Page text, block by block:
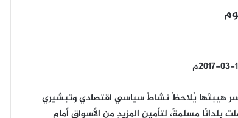
هيبتَها يُلاحظُ نشاطٌ سياسي اقتصادي وتبشيري
مسلمةً، لتأمينِ المزيدِ من الأسواقِ أمام